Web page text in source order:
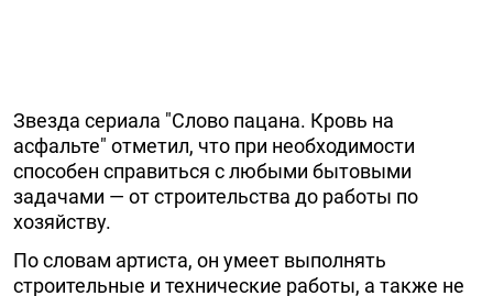
Звезда сериала "Слово пацана. Кровь на
асфальте" отметил, что при необходимости
способен справиться с любыми бытовыми
задачами — от строительства до работы по
хозяйству.
По словам артиста, он умеет выполнять
строительные и технические работы, а также не